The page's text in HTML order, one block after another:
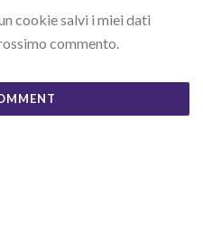
cookie salvi i miei dati
commento.